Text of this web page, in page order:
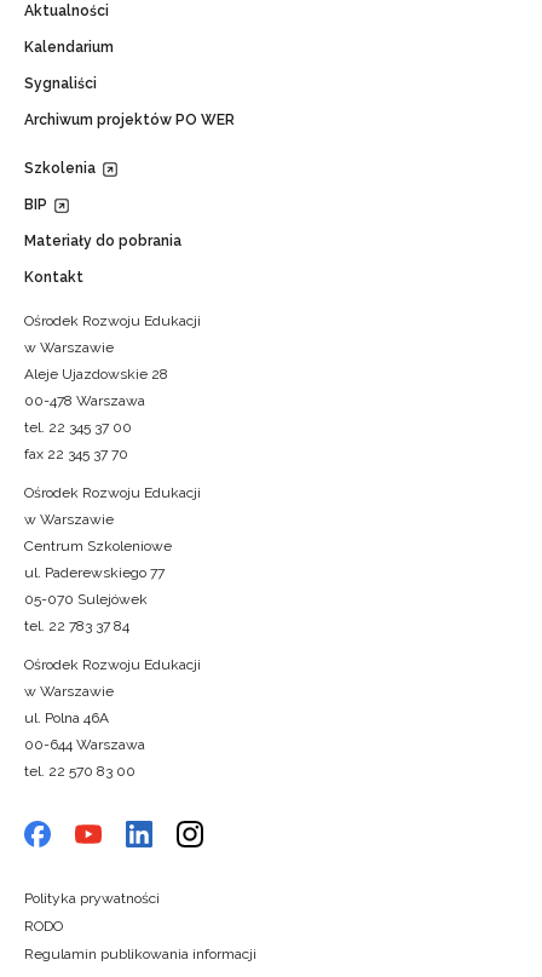
Aktualności
Kalendarium
Sygnaliści
Archiwum projektów PO WER
Szkolenia
BIP
Materiały do pobrania
Kontakt
Ośrodek Rozwoju Edukacji
w Warszawie
Aleje Ujazdowskie 28
00-478 Warszawa
tel. 22 345 37 00
fax 22 345 37 70
Ośrodek Rozwoju Edukacji
w Warszawie
Centrum Szkoleniowe
ul. Paderewskiego 77
05-070 Sulejówek
tel. 22 783 37 84
Ośrodek Rozwoju Edukacji
w Warszawie
ul. Polna 46A
00-644 Warszawa
tel. 22 570 83 00
Polityka prywatności
RODO
Regulamin publikowania informacji